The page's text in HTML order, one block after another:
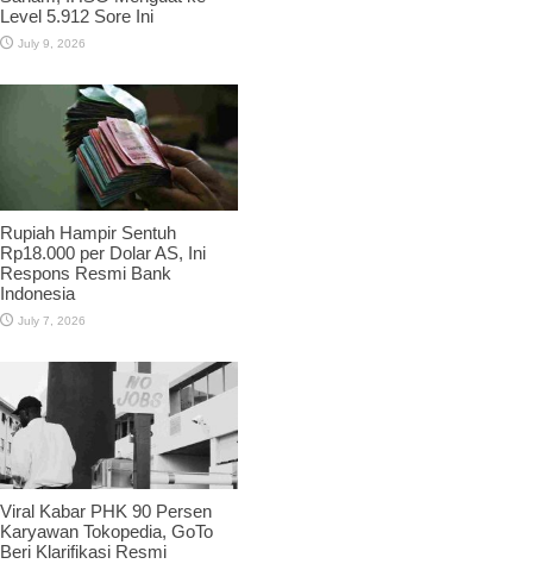
Level 5.912 Sore Ini
July 9, 2026
Rupiah Hampir Sentuh
Rp18.000 per Dolar AS, Ini
Respons Resmi Bank
Indonesia
July 7, 2026
Viral Kabar PHK 90 Persen
Karyawan Tokopedia, GoTo
Beri Klarifikasi Resmi